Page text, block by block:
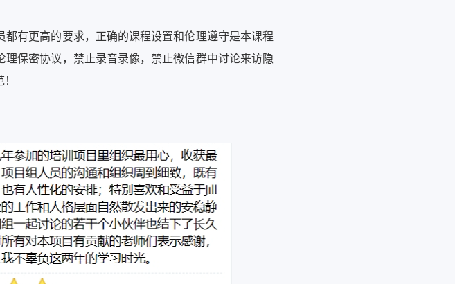
有更高的要求，正确的课程设置和伦理遵守是本课程
保密协议，禁止录音录像，禁止微信群中讨论来访隐